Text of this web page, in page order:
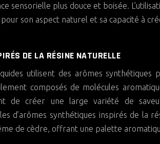
sensorielle plus douce et boisée.
son aspect naturel et sa capacité à
DE LA RÉSINE NATURELLE
utilisent des arômes
composés de molécules
de créer une large variété de
d’arômes synthétiques inspirés de la
de cèdre, offrant une palette